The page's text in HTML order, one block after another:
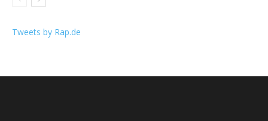
Tweets by Rap.de